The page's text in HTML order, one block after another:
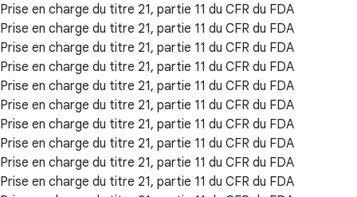
Prise en charge du titre 21, partie 11 du CFR du FDA
Prise en charge du titre 21, partie 11 du CFR du FDA
Prise en charge du titre 21, partie 11 du CFR du FDA
Prise en charge du titre 21, partie 11 du CFR du FDA
Prise en charge du titre 21, partie 11 du CFR du FDA
Prise en charge du titre 21, partie 11 du CFR du FDA
Prise en charge du titre 21, partie 11 du CFR du FDA
Prise en charge du titre 21, partie 11 du CFR du FDA
Prise en charge du titre 21, partie 11 du CFR du FDA
Prise en charge du titre 21, partie 11 du CFR du FDA